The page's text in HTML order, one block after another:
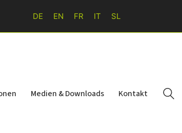
DE EN FR IT SL
Medien & Downloads Kontakt